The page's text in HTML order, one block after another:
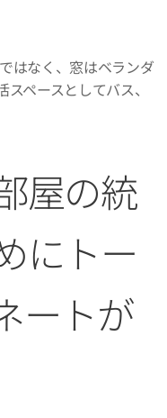
はなく、窓はベランダ
ペースとしてバス、
屋の統
にトー
ートが